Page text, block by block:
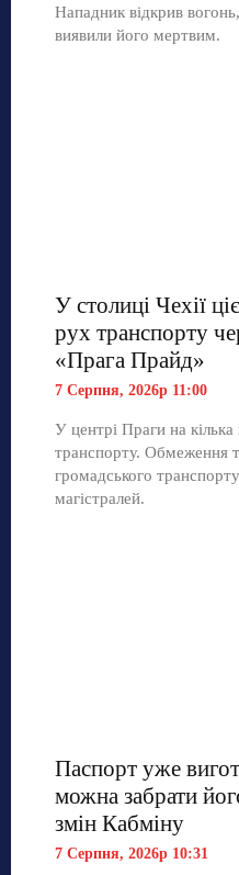
Нападник відкрив
виявили його мертвим.
У столиці Чехії
рух транспорту
«Прага Прайд»
7 Серпня, 2026р 11:00
У центрі Праги на
транспорту. Обмеження
громадського
магістралей.
Паспорт уже
можна забрати
змін Кабміну
7 Серпня, 2026р 10:31